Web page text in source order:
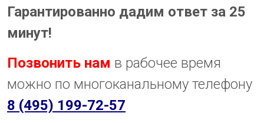
Гарантированно дадим ответ за 25
минут!
Позвонить нам в рабочее время
можно по многоканальному телефону
8 (495) 199-72-57